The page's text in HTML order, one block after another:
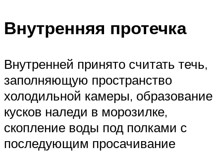
Внутренняя протечка
Внутренней принято считать течь,
заполняющую пространство
холодильной камеры, образование
кусков наледи в морозилке,
скопление воды под полками с
последующим просачивание